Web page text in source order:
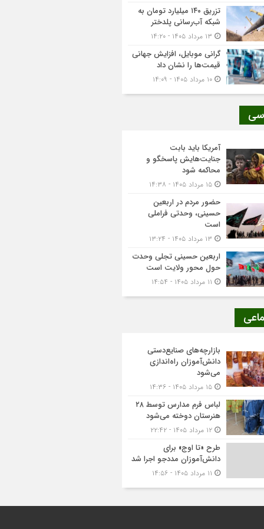
تزریق ۱۴۰ میلیارد تومان به
شبکه آب‌رسانی پلدختر
گرانی موبایل، افزایش جهانی
قیمت‌ها را نشان داد
آمریکا باید بابت
جنایت‌هایش پاسخگو و
محاکمه شود
حضور مردم در اربعین
حسینی، وحدتی فراملی
است
اربعین حسینی تجلی وحدت
حول محور ولایت است
بازارچه‌های صنایع‌دستی
دانش‌آموزان راه‌اندازی
می‌شود
لباس فرم مدارس توسط ۲۸
هنرستان‌ دوخته می‌شود
طرح «تا اوج» برای
دانش‌آموزان مددجو اجرا شد